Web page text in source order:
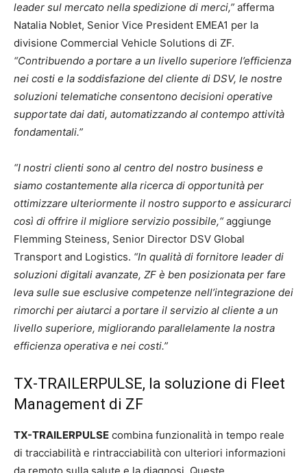
leader sul mercato nella spedizione di merci,” afferma
Natalia Noblet, Senior Vice President EMEA1 per la
divisione Commercial Vehicle Solutions di ZF.
“Contribuendo a portare a un livello superiore l’efficienza
nei costi e la soddisfazione del cliente di DSV, le nostre
soluzioni telematiche consentono decisioni operative
supportate dai dati, automatizzando al contempo attività
fondamentali.”
“I nostri clienti sono al centro del nostro business e
siamo costantemente alla ricerca di opportunità per
ottimizzare ulteriormente il nostro supporto e assicurarci
così di offrire il migliore servizio possibile,“aggiunge
Flemming Steiness, Senior Director DSV Global
Transport and Logistics. “In qualità di fornitore leader di
soluzioni digitali avanzate, ZF è ben posizionata per fare
leva sulle sue esclusive competenze nell’integrazione dei
rimorchi per aiutarci a portare il servizio al cliente a un
livello superiore, migliorando parallelamente la nostra
efficienza operativa e nei costi.”
TX-TRAILERPULSE, la soluzione di Fleet
Management di ZF
TX-TRAILERPULSE combina funzionalità in tempo reale
di tracciabilità e rintracciabilità con ulteriori informazioni